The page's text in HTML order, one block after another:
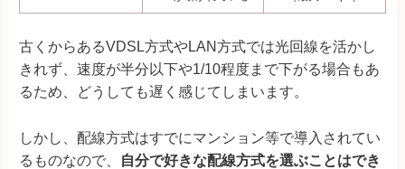
古くからあるVDSL方式やLAN方式では光回線を活かし
きれず、速度が半分以下や1/10程度まで下がる場合もあ
るため、どうしても遅く感じてしまいます。
しかし、配線方式はすでにマンション等で導入されてい
るものなので、
自分で好きな配線方式を選ぶことはでき